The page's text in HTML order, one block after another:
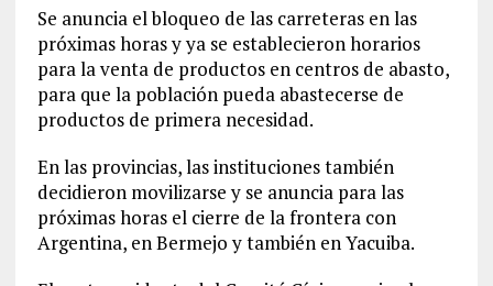
Se anuncia el bloqueo de las carreteras en las
próximas horas y ya se establecieron horarios
para la venta de productos en centros de abasto,
para que la población pueda abastecerse de
productos de primera necesidad.
En las provincias, las instituciones también
decidieron movilizarse y se anuncia para las
próximas horas el cierre de la frontera con
Argentina, en Bermejo y también en Yacuiba.